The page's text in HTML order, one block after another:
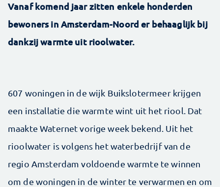
Vanaf komend jaar zitten enkele honderden
bewoners in Amsterdam-Noord er behaaglijk bij
dankzij warmte uit rioolwater.
607 woningen in de wijk Buikslotermeer krijgen
een installatie die warmte wint uit het riool. Dat
maakte Waternet vorige week bekend. Uit het
rioolwater is volgens het waterbedrijf van de
regio Amsterdam voldoende warmte te winnen
om de woningen in de winter te verwarmen en om